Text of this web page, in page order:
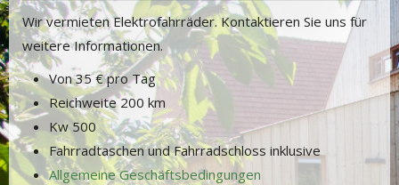
Wir vermieten Elektrofahrräder. Kontaktieren Sie uns für
weitere Informationen.
Von 35 € pro Tag
Reichweite 200 km
Kw 500
Fahrradtaschen und Fahrradschloss inklusive
Allgemeine Geschäftsbedingungen